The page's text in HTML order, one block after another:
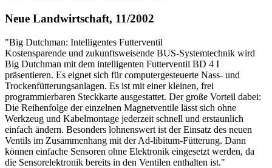
Neue Landwirtschaft, 11/2002
"Big Dutchman: Intelligentes Futterventil
Kostensparende und zukunftsweisende BUS-Systemtechnik wird
Big Dutchman mit dem intelligenten Futterventil BD 4 I
präsentieren. Es eignet sich für computergesteuerte Nass- und
Trockenfütterungsanlagen. Es ist mit einer kleinen, frei
programmierbaren Steckkarte ausgestattet. Der große Vorteil dabei:
Die Reihenfolge der einzelnen Magnetventile lässt sich ohne
Werkzeug und Kabelmontage jederzeit schnell und erstaunlich
einfach ändern. Besonders lohnenswert ist der Einsatz des neuen
Ventils im Zusammenhang mit der Ad-libitum-Fütterung. Dann
können einfache Sensoren ohne Elektronik eingesetzt werden, da
die Sensorelektronik bereits in den Ventilen enthalten ist."